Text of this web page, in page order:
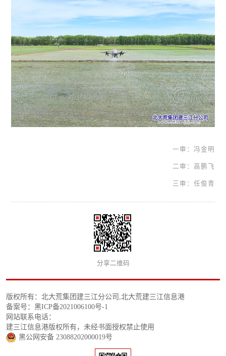
一审：冯金明
二审：高鹏飞
三审：任俊青
分享二维码
版权所有：北大荒集团建三江分公司,北大荒建三江信息港
备案号：黑ICP备2021006100号-1
网站联系电话：
建三江信息港版权所有，未经书面授权禁止使用
黑公网安备 23088202000019号